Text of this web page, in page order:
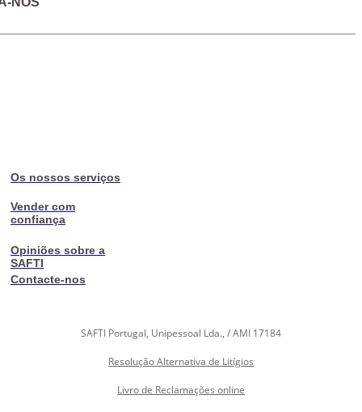
Os nossos serviços
Vender com
confiança
Opiniões sobre a
SAFTI
Contacte-nos
SAFTI Portugal, Unipessoal Lda., / AMI 17184
Resolução Alternativa de Litígios
Livro de Reclamações online